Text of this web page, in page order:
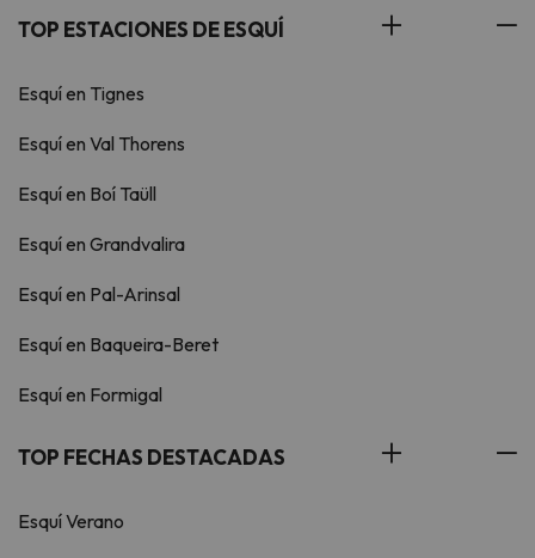
TOP ESTACIONES DE ESQUÍ
Esquí en Tignes
Esquí en Val Thorens
Esquí en Boí Taüll
Esquí en Grandvalira
Esquí en Pal-Arinsal
Esquí en Baqueira-Beret
Esquí en Formigal
TOP FECHAS DESTACADAS
Esquí Verano